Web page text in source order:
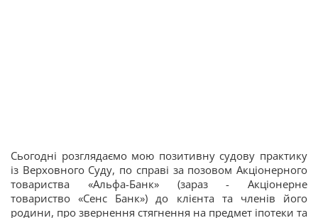
Сьогодні розглядаємо мою позитивну судову практику
із Верховного Суду, по справі за позовом Акціонерного
товариства «Альфа-Банк» (зараз - Акціонерне
товариство «Сенс Банк») до клієнта та членів його
родини, про звернення стягнення на предмет іпотеки та